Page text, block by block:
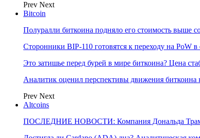
Prev Next
Bitcoin
Полуралли биткоина подняло его стоимость выше
Сторонники BIP-110 готовятся к переходу на PoW
Это затишье перед бурей в мире биткоина? Цена
Аналитик оценил перспективы движения биткоина
Prev Next
Altcoins
ПОСЛЕДНИЕ НОВОСТИ: Компания Дональда